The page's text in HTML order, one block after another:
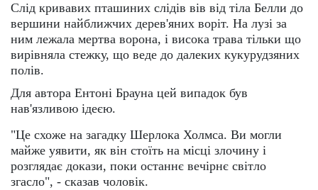
Слід кривавих пташиних слідів вів від тіла Белли до
вершини найближчих дерев'яних воріт. На лузі за
ним лежала мертва ворона, і висока трава тільки що
вирівняла стежку, що веде до далеких кукурудзяних
полів.
Для автора Ентоні Брауна цей випадок був
нав'язливою ідеєю.
"Це схоже на загадку Шерлока Холмса. Ви могли
майже уявити, як він стоїть на місці злочину і
розглядає докази, поки останнє вечірнє світло
згасло", - сказав чоловік.